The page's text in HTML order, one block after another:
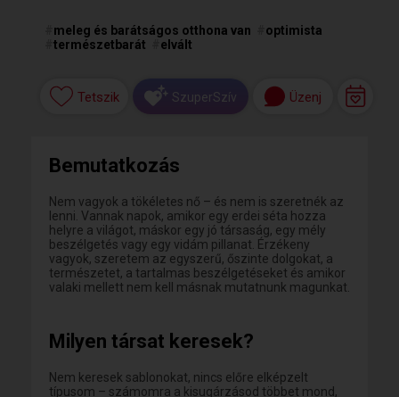
meleg és barátságos otthona van
optimista
természetbarát elvált
Tetszik SzuperSzív Üzenj
Bemutatkozás
Nem vagyok a tökéletes nő – és nem is szeretnék az
lenni. Vannak napok, amikor egy erdei séta hozza
helyre a világot, máskor egy jó társaság, egy mély
beszélgetés vagy egy vidám pillanat. Érzékeny
vagyok, szeretem az egyszerű, őszinte dolgokat, a
természetet, a tartalmas beszélgetéseket és amikor
valaki mellett nem kell másnak mutatnunk magunkat.
Milyen társat keresek?
Nem keresek sablonokat, nincs előre elképzelt
típusom – számomra a kisugárzásod többet mond,